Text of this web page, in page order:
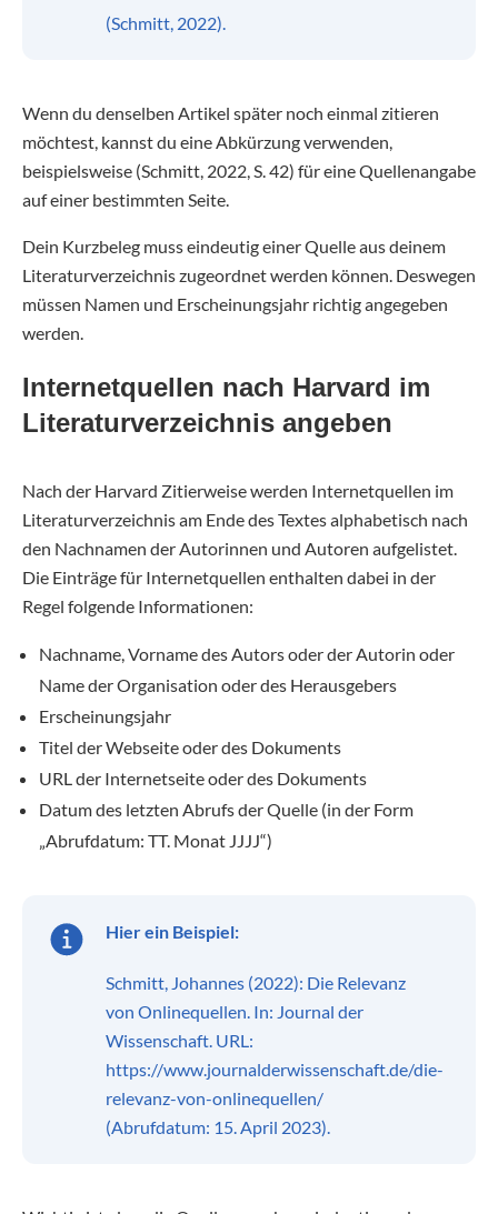
(Schmitt, 2022).
Wenn du denselben Artikel später noch einmal zitieren
möchtest, kannst du eine Abkürzung verwenden,
beispielsweise (Schmitt, 2022, S. 42) für eine Quellenangabe
auf einer bestimmten Seite.
Dein Kurzbeleg muss eindeutig einer Quelle aus deinem
Literaturverzeichnis zugeordnet werden können. Deswegen
müssen Namen und Erscheinungsjahr richtig angegeben
werden.
Internetquellen nach Harvard im
Literaturverzeichnis angeben
Nach der Harvard Zitierweise werden Internetquellen im
Literaturverzeichnis am Ende des Textes alphabetisch nach
den Nachnamen der Autorinnen und Autoren aufgelistet.
Die Einträge für Internetquellen enthalten dabei in der
Regel folgende Informationen:
Nachname, Vorname des Autors oder der Autorin oder
Name der Organisation oder des Herausgebers
Erscheinungsjahr
Titel der Webseite oder des Dokuments
URL der Internetseite oder des Dokuments
Datum des letzten Abrufs der Quelle (in der Form
„Abrufdatum: TT. Monat JJJJ“)
Hier ein Beispiel:
Schmitt, Johannes (2022): Die Relevanz
von Onlinequellen. In: Journal der
Wissenschaft. URL:
https://www.journalderwissenschaft.de/die-
relevanz-von-onlinequellen/
(Abrufdatum: 15. April 2023).